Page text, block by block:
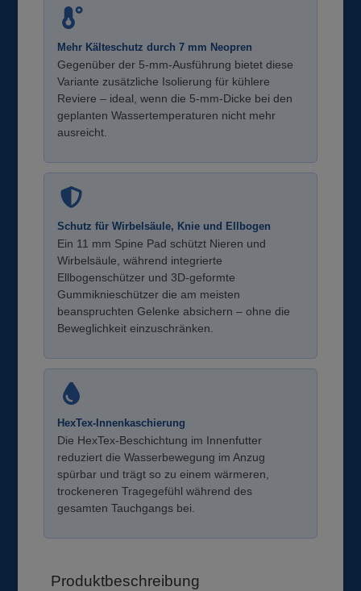
Mehr Kälteschutz durch 7 mm Neopren
Gegenüber der 5-mm-Ausführung bietet diese
Variante zusätzliche Isolierung für kühlere
Reviere – ideal, wenn die 5-mm-Dicke bei den
geplanten Wassertemperaturen nicht mehr
ausreicht.
Schutz für Wirbelsäule, Knie und Ellbogen
Ein 11 mm Spine Pad schützt Nieren und
Wirbelsäule, während integrierte
Ellbogenschützer und 3D-geformte
Gummiknieschützer die am meisten
beanspruchten Gelenke absichern – ohne die
Beweglichkeit einzuschränken.
HexTex-Innenkaschierung
Die HexTex-Beschichtung im Innenfutter
reduziert die Wasserbewegung im Anzug
spürbar und trägt so zu einem wärmeren,
trockeneren Tragegefühl während des
gesamten Tauchgangs bei.
Produktbeschreibung